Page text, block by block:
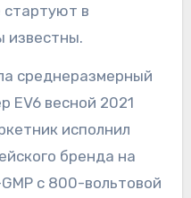
в
известны.
среднеразмерный
EV6 весной 2021
исполнил
бренда на
с 800-вольтовой